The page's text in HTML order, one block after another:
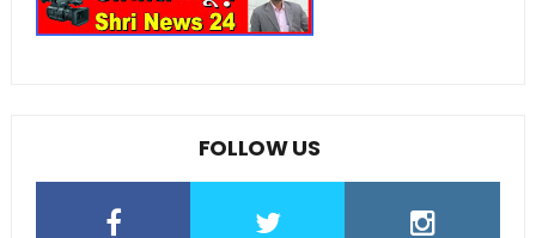
FOLLOW US